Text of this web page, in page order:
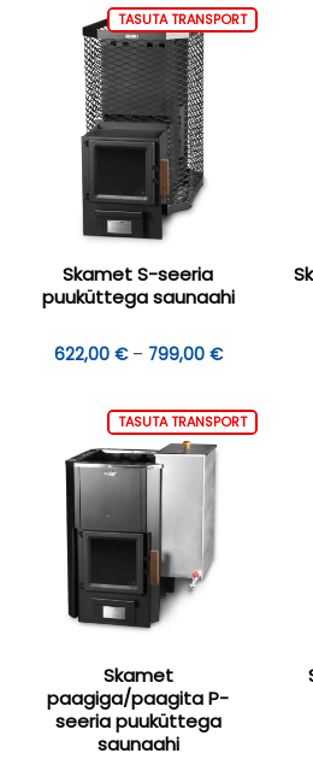
TASUTA TRANSPORT
Skamet S-seeria
puuküttega saunaahi
622,00 € – 799,00 €
TASUTA TRANSPORT
Skamet
paagiga/paagita P-
seeria puuküttega
saunaahi